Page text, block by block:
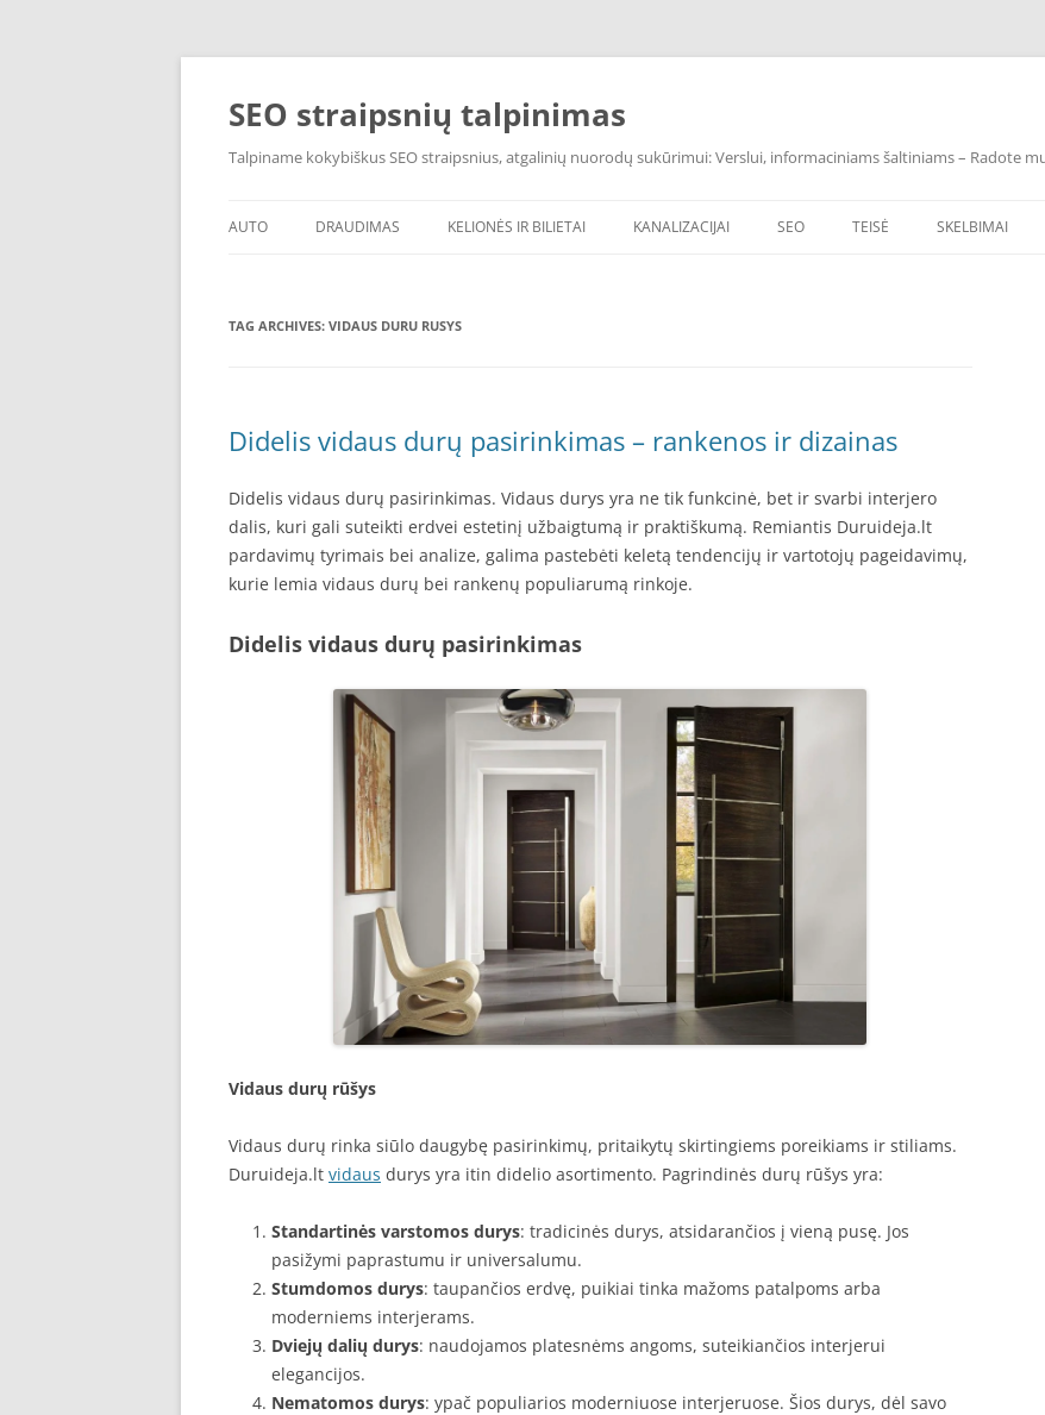
Skip
SEO straipsnių talpinimas
Talpiname kokybiškus SEO straipsnius, atgalinių nuorodų sukūrimui: Verslui, informaciniams šaltiniams – Radote
AUTO DRAUDIMAS KELIONĖS IR BILIETAI KANALIZACIJAI SEO TEISĖ SKELBIMAI
TAG ARCHIVES: VIDAUS DURU RUSYS
Didelis vidaus durų pasirinkimas – rankenos ir dizainas
Didelis vidaus durų pasirinkimas. Vidaus durys yra ne tik funkcinė, bet ir svarbi interjero
dalis, kuri gali suteikti erdvei estetinį užbaigtumą ir praktiškumą. Remiantis Duruideja.lt
pardavimų tyrimais bei analize, galima pastebėti keletą tendencijų ir vartotojų pageidavimų,
kurie lemia vidaus durų bei rankenų populiarumą rinkoje.
Didelis vidaus durų pasirinkimas
Vidaus durų rūšys
Vidaus durų rinka siūlo daugybę pasirinkimų, pritaikytų skirtingiems poreikiams ir stiliams.
Duruideja.lt vidaus durys yra itin didelio asortimento. Pagrindinės durų rūšys yra:
Standartinės varstomos durys: tradicinės durys, atsidarančios į vieną pusę. Jos
pasižymi paprastumu ir universalumu.
Stumdomos durys: taupančios erdvę, puikiai tinka mažoms patalpoms arba
moderniems interjerams.
Dviejų dalių durys: naudojamos platesnėms angoms, suteikiančios interjerui
elegancijos.
Nematomos durys: ypač populiarios moderniuose interjeruose. Šios durys, dėl savo